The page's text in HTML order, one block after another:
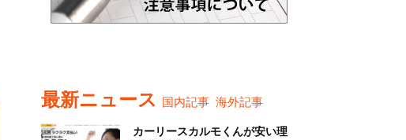
最新ニュース 国内記事 海外記事
カーリースカルモくんが安い理